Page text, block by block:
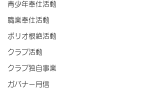
青少年奉仕活動
職業奉仕活動
ポリオ根絶活動
クラブ活動
クラブ独自事業
ガバナー月信